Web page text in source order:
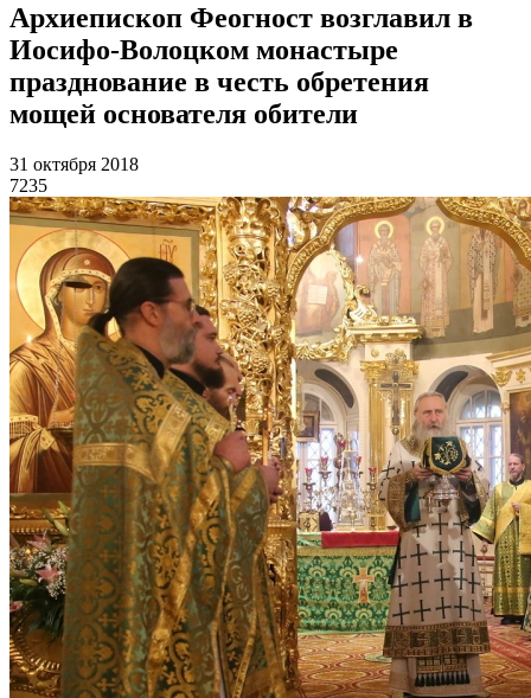
Архиепископ Феогност возглавил в
Иосифо-Волоцком монастыре
празднование в честь обретения
мощей основателя обители
31 октября 2018
7235